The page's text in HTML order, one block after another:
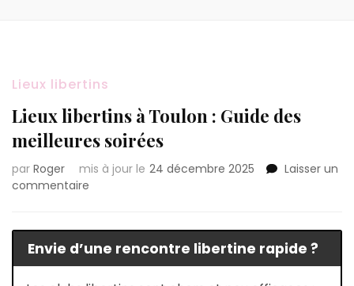
Lieux libertins
Lieux libertins à Toulon : Guide des
meilleures soirées
par Roger mis à jour le 24 décembre 2025
Laisser un
commentaire
à
Toulon
:
Envie d’une rencontre libertine rapide ?